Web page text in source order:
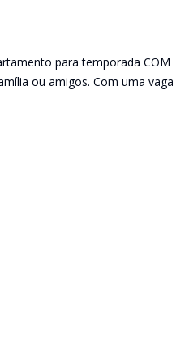
para temporada COM
ou amigos. Com uma vaga